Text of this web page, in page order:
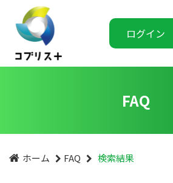
ログイン
FAQ
ホーム FAQ 検索結果